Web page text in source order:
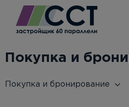
Покупка и
Покупка и бронирование